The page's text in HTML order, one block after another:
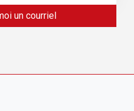
un courriel